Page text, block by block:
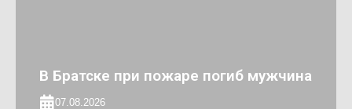
В Братске при пожаре погиб мужчина
07.08.2026